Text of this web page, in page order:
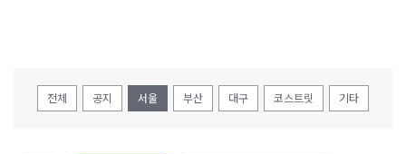
전체 공지 서울 부산 대구 코스트릿 기타